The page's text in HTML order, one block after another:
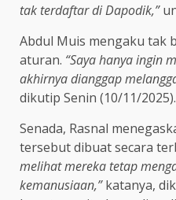
tak terdaftar di Dapodik,”
Abdul Muis mengaku tak
aturan. “Saya hanya ingin
akhirnya dianggap
dikutip Senin (10/11/2025).
Senada, Rasnal
tersebut dibuat secara
melihat mereka tetap
kemanusiaan,”katanya,